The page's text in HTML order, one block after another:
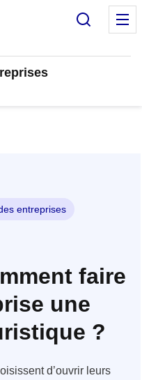
entreprises
faire
une
?
d’ouvrir leurs